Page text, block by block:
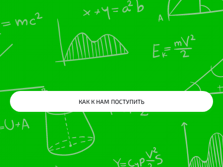
КАК К НАМ ПОСТУПИТЬ